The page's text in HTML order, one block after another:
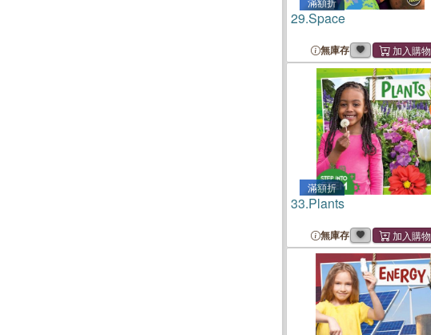
29.Space
無庫存
滿額折
33.Plants
無庫存